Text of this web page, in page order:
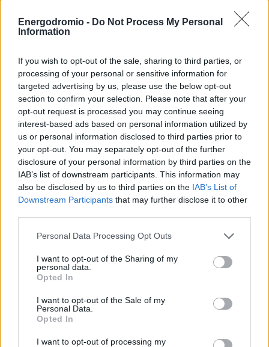
Energodromio - Do Not Process My Personal
Information
If you wish to opt-out of the sale, sharing to third parties, or
processing of your personal or sensitive information for
targeted advertising by us, please use the below opt-out
section to confirm your selection. Please note that after your
opt-out request is processed you may continue seeing
interest-based ads based on personal information utilized by
us or personal information disclosed to third parties prior to
your opt-out. You may separately opt-out of the further
disclosure of your personal information by third parties on the
IAB’s list of downstream participants. This information may
also be disclosed by us to third parties on the IAB’s List of
Downstream Participants that may further disclose it to other
Personal Data Processing Opt Outs
I want to opt-out of the Sharing of my
personal data.
Opted In
I want to opt-out of the Sale of my
Personal Data.
Opted In
I want to opt-out of processing my
Επενδυτικό Λογαριασμό, ο οποίος θα ανοίγει με τη
γέννηση κάθε παιδιού.
Οι γονείς θα μπορούν να προσθέτουν ετήσιες εισφορές,
λαμβάνοντας δημοσιονομική επιβράβευση μέσω
επιπλέον μεταβιβάσεων στον ίδιο λογαριασμό. Τα
χρήματα θα επενδύονται μακροπρόθεσμα σε
χαρτοφυλάκια αντίστοιχα με εκείνα του ΑΠΕΛ και θα
μπορούν να αξιοποιηθούν χωρίς φορολογική επιβάρυνση
όταν το παιδί ενηλικιωθεί.
Η μελέτη επισημαίνει ότι το συγκεκριμένο μοντέλο θα
μπορούσε να λειτουργήσει συμπληρωματικά και προς τις
προβλήματος.
Τα τρία «κλειδιά» για να πετύχει το
σύστημα
Η διεθνής εμπειρία, σύμφωνα με τη μελέτη, δείχνει ότι